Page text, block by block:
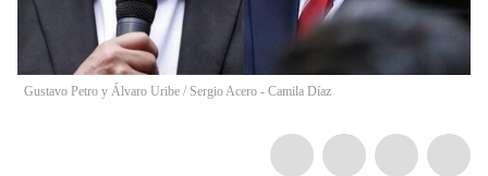
Gustavo Petro y Álvaro Uribe / Sergio Acero - Camila Díaz